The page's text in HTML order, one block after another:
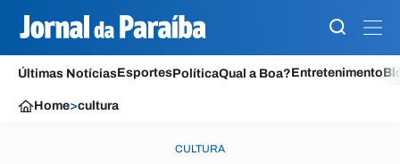
Últimas NotíciasEsportesPolíticaQual a Boa?Entretenimento
Home>cultura
CULTURA